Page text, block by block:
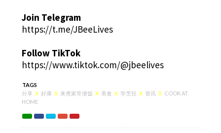
Join Telegram
https://t.me/JBeeLives
Follow TikTok
https://www.tiktok.com/@jbeelives
TAGS
分享 X 好康 X 来煮家常便饭 X 美食 X 学烹饪 X 资讯 X COOK AT
HOME